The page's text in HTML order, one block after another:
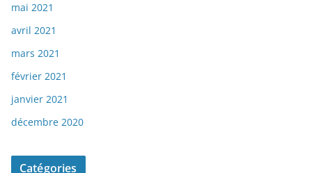
mai 2021
avril 2021
mars 2021
février 2021
janvier 2021
décembre 2020
Catégories